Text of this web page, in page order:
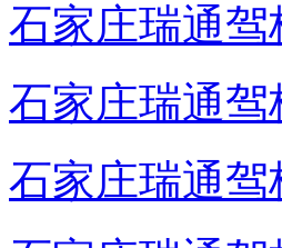
石家庄瑞通
石家庄瑞通
石家庄瑞通